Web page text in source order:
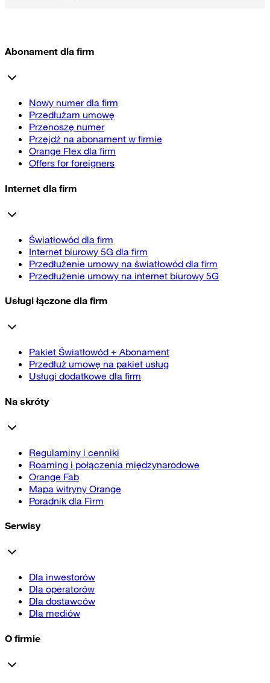
Abonament dla firm
Nowy numer dla firm
Przedłużam umowę
Przenoszę numer
Przejdź na abonament w firmie
Orange Flex dla firm
Offers for foreigners
Internet dla firm
Światłowód dla firm
Internet biurowy 5G dla firm
Przedłużenie umowy na światłowód dla firm
Przedłużenie umowy na internet biurowy 5G
Usługi łączone dla firm
Pakiet Światłowód + Abonament
Przedłuż umowę na pakiet usług
Usługi dodatkowe dla firm
Na skróty
Regulaminy i cenniki
Roaming i połączenia międzynarodowe
Orange Fab
Mapa witryny Orange
Poradnik dla Firm
Serwisy
Dla inwestorów
Dla operatorów
Dla dostawców
Dla mediów
O firmie